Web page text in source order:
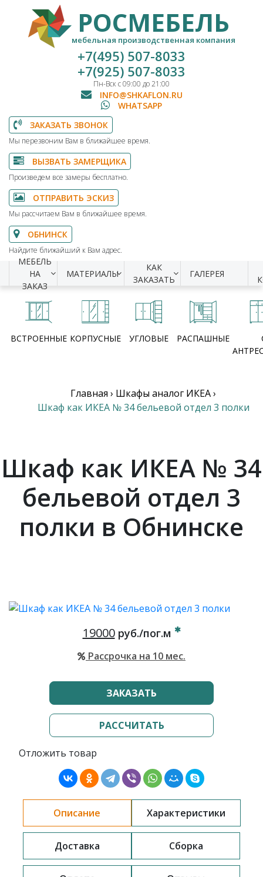
РОСМЕБЕЛЬ
мебельная производственная компания
+7(495) 507-8033
+7(925) 507-8033
Пн-Вск с 09:00 до 21:00
INFO@SHKAFLON.RU
WHATSAPP
ЗАКАЗАТЬ ЗВОНОК
Мы перезвоним Вам в ближайшее время.
ВЫЗВАТЬ ЗАМЕРЩИКА
Произведем все замеры бесплатно.
ОТПРАВИТЬ ЭСКИЗ
Мы рассчитаем Вам в ближайшее время.
ОБНИНСК
Найдите ближайший к Вам адрес.
МЕБЕЛЬ
НА
ЗАКАЗ
МАТЕРИАЛЫ
КАК
ЗАКАЗАТЬ
ГАЛЕРЕЯ
ВСТРОЕННЫЕ КОРПУСНЫЕ УГЛОВЫЕ РАСПАШНЫЕ
Главная › Шкафы аналог ИКЕА›
Шкаф как ИКЕА № 34 бельевой отдел 3 полки
Шкаф как ИКЕА № 34
бельевой отдел 3
полки в Обнинске
19000руб./пог.м
Рассрочка на 10 мес.
ЗАКАЗАТЬ
РАССЧИТАТЬ
Отложить товар
Описание Характеристики
Доставка Сборка